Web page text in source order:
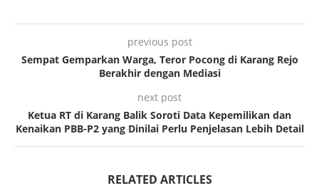
previous post
Sempat Gemparkan Warga, Teror Pocong di Karang Rejo
Berakhir dengan Mediasi
next post
Ketua RT di Karang Balik Soroti Data Kepemilikan dan
Kenaikan PBB-P2 yang Dinilai Perlu Penjelasan Lebih Detail
RELATED ARTICLES